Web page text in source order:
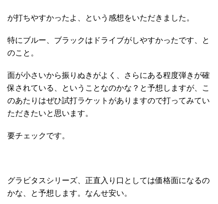
が打ちやすかったよ、という感想をいただきました。
特にブルー、ブラックはドライブがしやすかったです、と
のこと。
面が小さいから振りぬきがよく、さらにある程度弾きが確
保されている、ということなのかな？と予想しますが、こ
のあたりはぜひ試打ラケットがありますので打ってみてい
ただきたいと思います。
要チェックです。
グラビタスシリーズ、正直入り口としては価格面になるの
かな、と予想します。なんせ安い。